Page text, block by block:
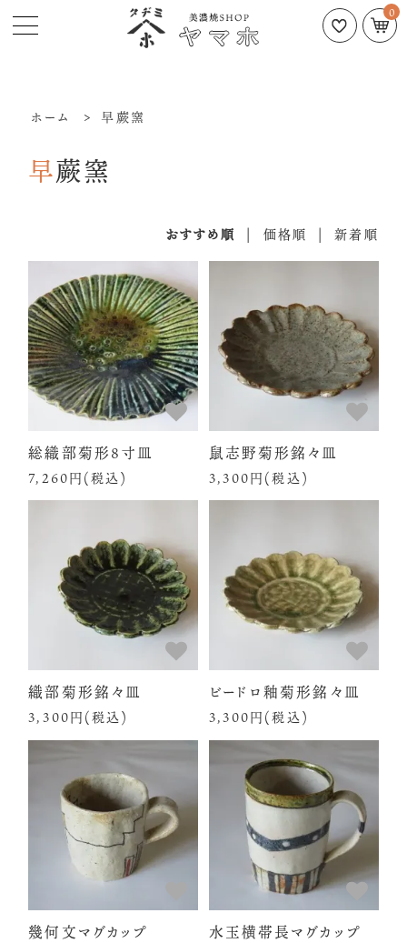
0
ホーム > 早蕨窯
早蕨窯
おすすめ順 | 価格順 |新着順
総織部菊形8寸皿
7,260円(税込)
鼠志野菊形銘々皿
3,300円(税込)
織部菊形銘々皿
3,300円(税込)
ビードロ釉菊形銘々皿
3,300円(税込)
幾何文マグカップ 水玉横帯長マグカップ